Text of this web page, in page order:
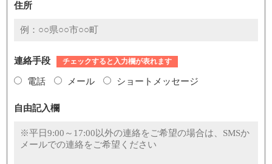
住所
連絡手段 チェックすると入力欄が表れます
電話 メール ショートメッセージ
自由記入欄